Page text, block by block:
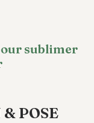
sublimer
POSE